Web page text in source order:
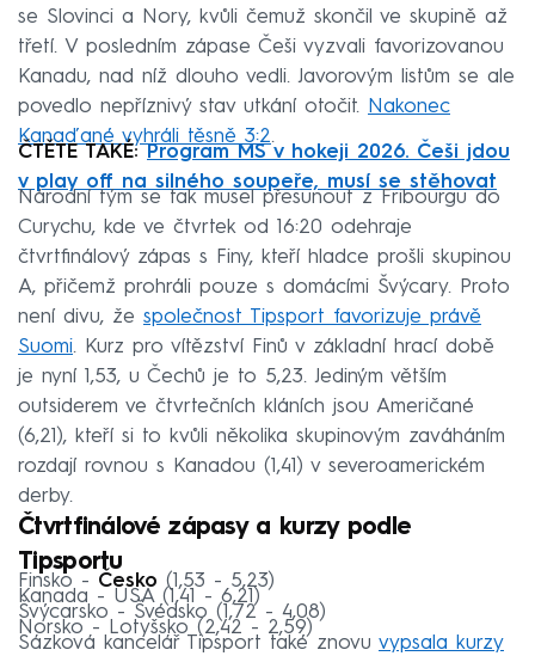
se Slovinci a Nory, kvůli čemuž skončil ve skupině až
třetí. V posledním zápase Češi vyzvali favorizovanou
Kanadu, nad níž dlouho vedli. Javorovým listům se ale
povedlo nepříznivý stav utkání otočit. Nakonec
Kanaďané vyhráli těsně 3:2.
ČTĚTE TAKÉ:
Program MS v hokeji 2026. Češi jdou
v play off na silného soupeře, musí se stěhovat
Národní tým se tak musel přesunout z Fribourgu do
Curychu, kde ve čtvrtek od 16:20 odehraje
čtvrtfinálový zápas s Finy, kteří hladce prošli skupinou
A, přičemž prohráli pouze s domácími Švýcary. Proto
není divu, že společnost Tipsport favorizuje právě
Suomi. Kurz pro vítězství Finů v základní hrací době
je nyní 1,53, u Čechů je to 5,23. Jediným větším
outsiderem ve čtvrtečních kláních jsou Američané
(6,21), kteří si to kvůli několika skupinovým zaváháním
rozdají rovnou s Kanadou (1,41) v severoamerickém
derby.
Čtvrtfinálové zápasy a kurzy podle
Tipsportu
Finsko - Česko (1,53 - 5,23)
Kanada - USA (1,41 - 6,21)
Švýcarsko - Švédsko (1,72 - 4,08)
Norsko - Lotyšsko (2,42 - 2,59)
Sázková kancelář Tipsport také znovu vypsala kurzy